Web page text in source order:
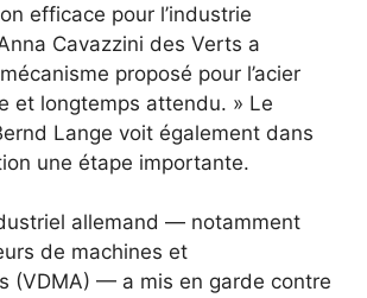
efficace pour l’industrie
Cavazzini des Verts a
proposé pour l’acier
et longtemps attendu. » Le
Lange voit également dans
une étape importante.
allemand — notamment
de machines et
(VDMA) — a mis en garde contre